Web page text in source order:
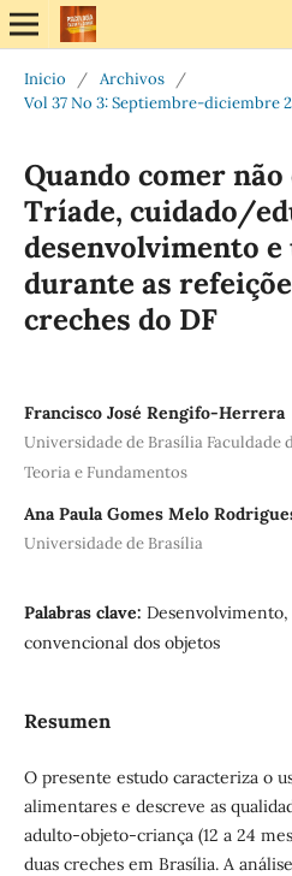
Inicio / Archivos
/
Vol 37 No 3: Septiembre-diciembre
Quando comer
Tríade, cuidado/
desenvolvimento e
durante as
creches do DF
Francisco José Rengifo-Herrera
Universidade de Brasília Faculdade
Teoria e Fundamentos
Ana Paula Gomes Melo
Universidade de Brasília
Palabras clave:
convencional dos objetos
Resumen
O presente estudo caracteriza o
alimentares e descreve as
adulto-objeto-criança (12 a 24
duas creches em Brasília. A